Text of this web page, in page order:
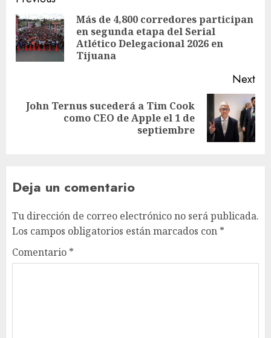
Más de 4,800 corredores participan
en segunda etapa del Serial
Atlético Delegacional 2026 en
Tijuana
Next
John Ternus sucederá a Tim Cook
como CEO de Apple el 1 de
septiembre
Deja un comentario
Tu dirección de correo electrónico no será publicada.
Los campos obligatorios están marcados con *
Comentario *